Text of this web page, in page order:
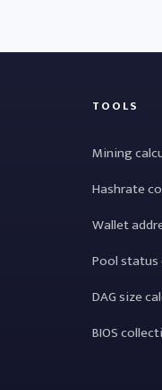
TOOLS
Mining
Hashrate
Wallet
Pool status
DAG size
BIOS